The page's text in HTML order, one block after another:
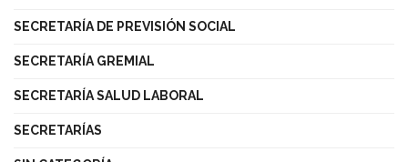
SECRETARÍA DE PREVISIÓN SOCIAL
SECRETARÍA GREMIAL
SECRETARÍA SALUD LABORAL
SECRETARÍAS